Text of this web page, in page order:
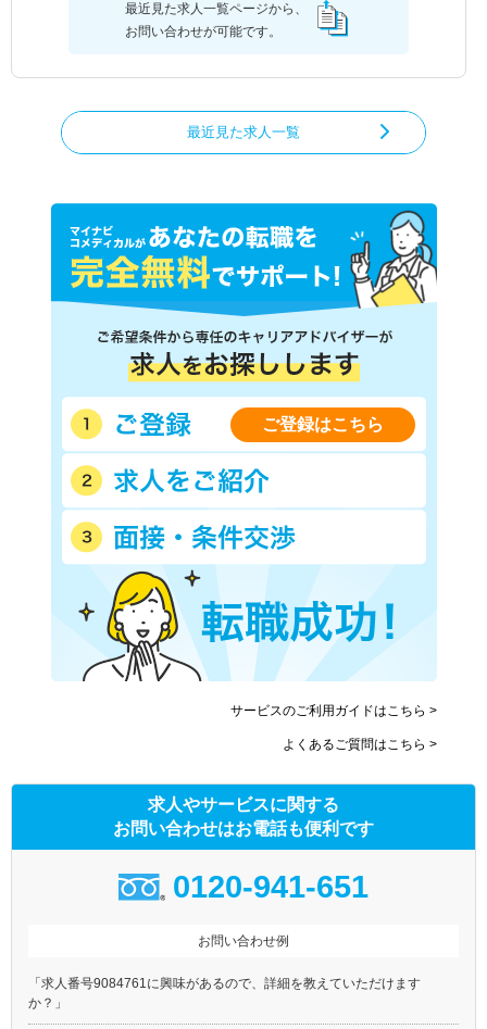
最近見た求人一覧ページから、
お問い合わせが可能です。
最近見た求人一覧
ご登録はこちら
サービスのご利用ガイドはこちら >
よくあるご質問はこちら >
求人やサービスに関する
お問い合わせはお電話も便利です
0120-941-651
お問い合わせ例
「求人番号9084761に興味があるので、詳細を教えていただけます
か？」